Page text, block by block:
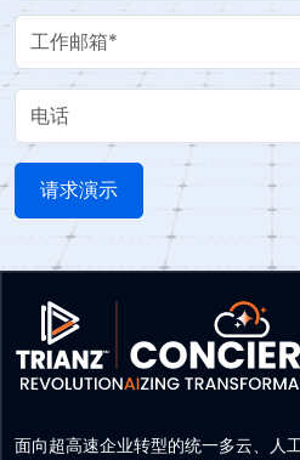
Work Email
电话
面向超高速企业转型的统一多云、